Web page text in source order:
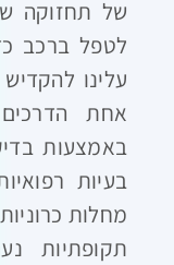
של תחזוקה
לטפל ברכב
עלינו
אחת
באמצעות
בעיות
מחלות
תקופתיות